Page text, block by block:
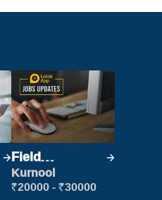
Field
Marketing
Executive
Kurnool
₹20000 - ₹30000